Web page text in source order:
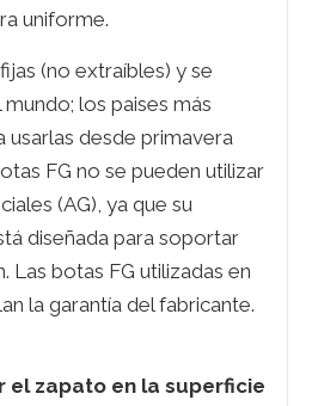
uniforme.
(no extraíbles) y se
los paises más
usarlas desde primavera
FG no se pueden utilizar
(AG), ya que su
diseñada para soportar
Las botas FG utilizadas en
la garantía del fabricante.
el zapato en la superficie